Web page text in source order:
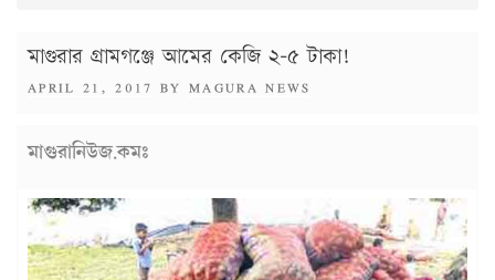
মাগুরার গ্রামগঞ্জে আমের কেজি ২-৫ টাকা!
POSTED
APRIL 21, 2017 BY MAGURA NEWS
মাগুরানিউজ.কমঃ